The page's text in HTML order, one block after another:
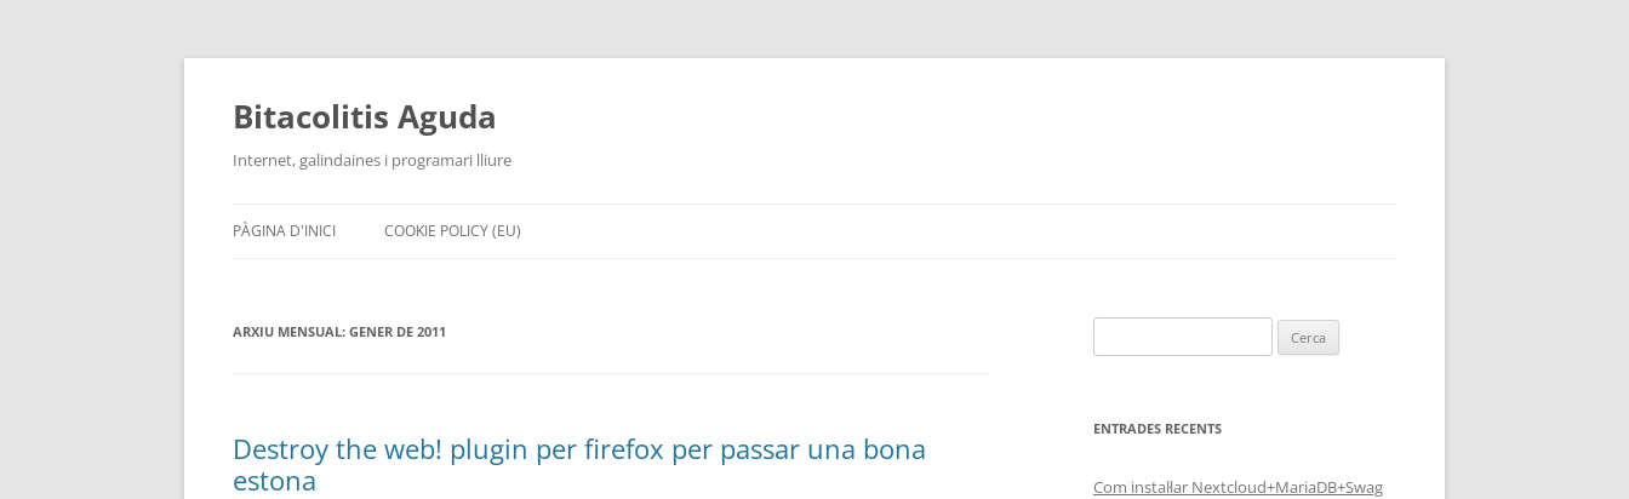
Vés
contingut
Bitacolitis Aguda
Internet, galindaines i programari lliure
PÀGINA D'INICI COOKIE POLICY (EU)
ARXIU MENSUAL: GENER DE 2011
Destroy the web! plugin per firefox per passar una bona
estona
ENTRADES RECENTS
Com instal·lar Nextcloud+MariaDB+Swag